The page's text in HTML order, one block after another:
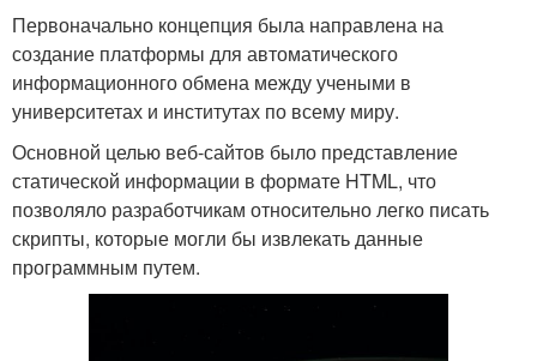
Первоначально концепция была направлена на
создание платформы для автоматического
информационного обмена между учеными в
университетах и институтах по всему миру.
Основной целью веб-сайтов было представление
статической информации в формате HTML, что
позволяло разработчикам относительно легко писать
скрипты, которые могли бы извлекать данные
программным путем.